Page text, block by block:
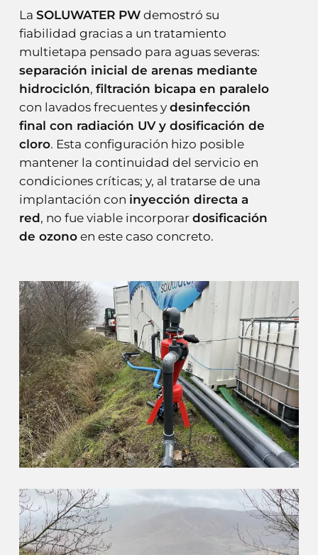
La SOLUWATER PWdemostró su
fiabilidad gracias a un tratamiento
multietapa pensado para aguas severas:
separación inicial de arenas mediante
hidrociclón, filtración bicapa en paralelo
con lavados frecuentes y desinfección
final con radiación UV y dosificación de
cloro. Esta configuración hizo posible
mantener la continuidad del servicio en
condiciones críticas; y, al tratarse de una
implantación con inyección directa a
red, no fue viable incorporar dosificación
de ozonoen este caso concreto.